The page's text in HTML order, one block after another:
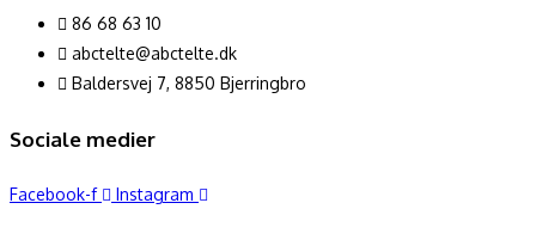
86 68 63 10
abctelte@abctelte.dk
Baldersvej 7, 8850 Bjerringbro
Sociale medier
Facebook-f Instagram